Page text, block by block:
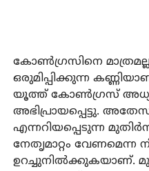
കോണ്‍ഗ്രസിനെ
ഒരുമിപ്പിക്കുന്ന
യൂത്ത് കോണ്‍ഗ്രസ്
അഭിപ്രായപ്പെട്ടു.
എന്നറിയപ്പെടുന്ന
നേതൃമാറ്റം വേണമെന്ന
ഉറച്ചുനില്‍ക്കുകയാണ്.